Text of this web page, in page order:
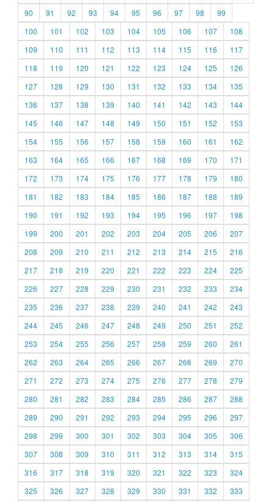
90
91 92 93 94 95 96 97 98
99
100
101 102 103 104 105 106 107
108
109
110 111 112 113 114 115 116
117
118
119 120 121 122 123 124 125
126
127
128 129 130 131 132 133 134
135
136
137 138 139 140 141 142 143
144
145
146 147 148 149 150 151 152
153
154
155 156 157 158 159 160 161
162
163
164 165 166 167 168 169 170
171
172
173 174 175 176 177 178 179
180
181
182 183 184 185 186 187 188
189
190
191 192 193 194 195 196 197
198
199
200 201 202 203 204 205 206
207
208
209 210 211 212 213 214 215
216
217
218 219 220 221 222 223 224
225
226
227 228 229 230 231 232 233
234
235
236 237 238 239 240 241 242
243
244
245 246 247 248 249 250 251
252
253
254 255 256 257 258 259 260
261
262
263 264 265 266 267 268 269
270
271
272 273 274 275 276 277 278
279
280
281 282 283 284 285 286 287
288
289
290 291 292 293 294 295 296
297
298
299 300 301 302 303 304 305
306
307
308 309 310 311 312 313 314
315
316
317 318 319 320 321 322 323
324
325
326 327 328 329 330 331 332 333